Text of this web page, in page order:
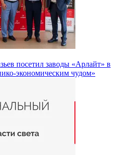
посетил заводы «Арлайт» в
экономическим чудом»